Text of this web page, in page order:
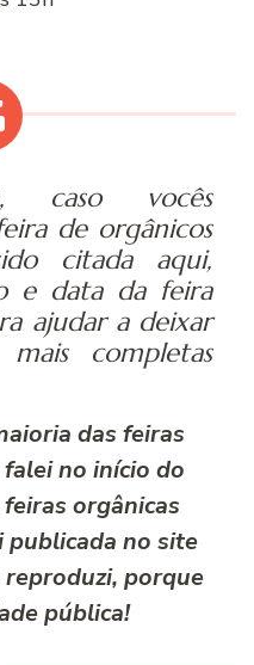
caso vocês
de orgânicos
citada aqui,
e data da feira
ajudar a deixar
completas
das feiras
no início do
orgânicas
publicada no site
reproduzi, porque
pública!